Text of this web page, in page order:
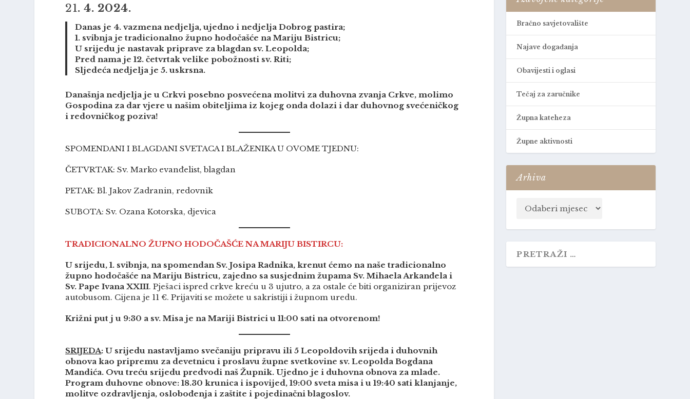
21. 4. 2024.
Danas je 4. vazmena nedjelja, ujedno i nedjelja Dobrog pastira;
1. svibnja je tradicionalno župno hodočašće na Mariju Bistricu;
U srijedu je nastavak priprave za blagdan sv. Leopolda;
Pred nama je 12. četvrtak velike pobožnosti sv. Riti;
Sljedeća nedjelja je 5. uskrsna.
Današnja nedjelja je u Crkvi posebno posvećena molitvi za duhovna zvanja Crkve, molimo
Gospodina za dar vjere u našim obiteljima iz kojeg onda dolazi i dar duhovnog svećeničkog
i redovničkog poziva!
SPOMENDANI I BLAGDANI SVETACA I BLAŽENIKA U OVOME TJEDNU:
ČETVRTAK: Sv. Marko evanđelist, blagdan
PETAK: Bl. Jakov Zadranin, redovnik
SUBOTA: Sv. Ozana Kotorska, djevica
TRADICIONALNO ŽUPNO HODOČAŠĆE NA MARIJU BISTIRCU:
U srijedu, 1. svibnja, na spomendan Sv. Josipa Radnika, krenut ćemo na naše tradicionalno
župno hodočašće na Mariju Bistricu, zajedno sa susjednim župama Sv. Mihaela Arkanđela i
Sv. Pape Ivana XXIII. Pješaci ispred crkve kreću u 3 ujutro, a za ostale će biti organiziran prijevoz
autobusom. Cijena je 11 €. Prijaviti se možete u sakristiji i župnom uredu.
Križni put j u 9:30 a sv. Misa je na Mariji Bistrici u 11:00 sati na otvorenom!
SRIJEDA: U srijedu nastavljamo svečaniju pripravu ili 5 Leopoldovih srijeda i duhovnih
obnova kao pripremu za devetnicu i proslavu župne svetkovine sv. Leopolda Bogdana
Mandića. Ovu treću srijedu predvodi naš Župnik. Ujedno je i duhovna obnova za mlade.
Program duhovne obnove: 18.30 krunica i ispovijed, 19:00 sveta misa i u 19:40 sati klanjanje,
molitve ozdravljenja, oslobođenja i zaštite i pojedinačni blagoslov.
Bračno savjetovalište
Najave događanja
Obavijesti i oglasi
Tečaj za zaručnike
Župna kateheza
Župne aktivnosti
Arhiva